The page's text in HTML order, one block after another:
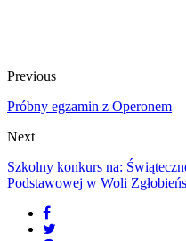
Previous
Próbny egzamin z Operonem
Next
Szkolny konkurs na:
Podstawowej w Woli